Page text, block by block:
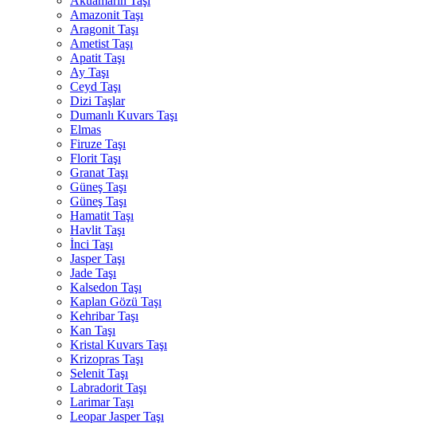
Amazonit Taşı
Aragonit Taşı
Ametist Taşı
Apatit Taşı
Ay Taşı
Ceyd Taşı
Dizi Taşlar
Dumanlı Kuvars Taşı
Elmas
Firuze Taşı
Florit Taşı
Granat Taşı
Güneş Taşı
Güneş Taşı
Hamatit Taşı
Havlit Taşı
İnci Taşı
Jasper Taşı
Jade Taşı
Kalsedon Taşı
Kaplan Gözü Taşı
Kehribar Taşı
Kan Taşı
Kristal Kuvars Taşı
Krizopras Taşı
Selenit Taşı
Labradorit Taşı
Larimar Taşı
Leopar Jasper Taşı